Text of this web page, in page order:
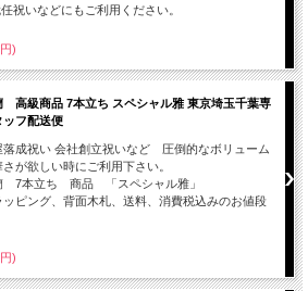
祝いなどにもご利用ください。
)
高級商品 7本立ち スペシャル雅 東京埼玉千葉専
ッフ配送便
落成祝い 会社創立祝いなど 圧倒的なボリューム
さが欲しい時にご利用下さい。
7本立ち 商品 「スペシャル雅」
ッピング、背面木札、送料、消費税込みのお値段
)